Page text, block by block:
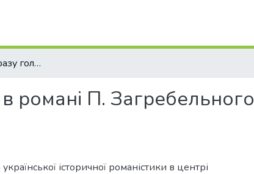
Своєрідність образу головної героїні в романі П. Загребельного «Євпраксія»
в романі П. Загребельного
історичної романістики в центрі